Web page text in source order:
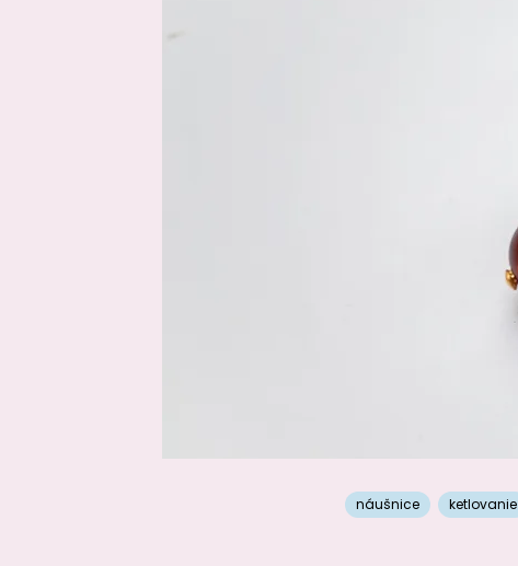
náušnice ketlovanie